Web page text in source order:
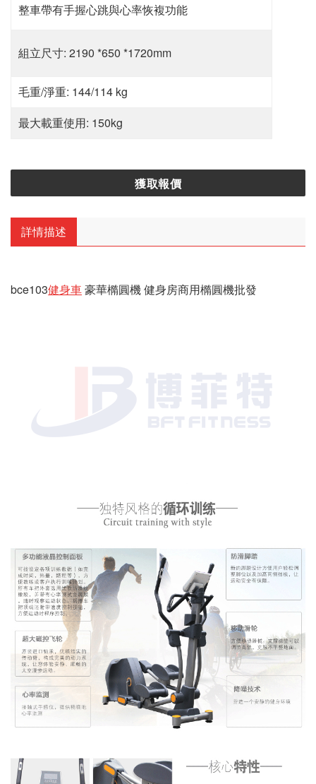
整車帶有手握心跳與心率恢複功能
組立尺寸: 2190 *650 *1720mm
毛重/淨重: 144/114 kg
最大載重使用: 150kg
獲取報價
詳情描述
bce103健身車豪華橢圓機 健身房商用橢圓機批發